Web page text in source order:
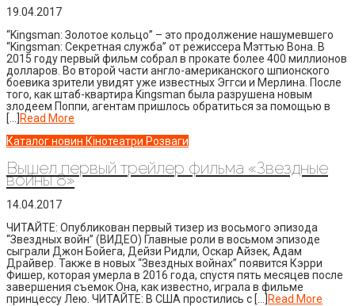
19.04.2017
“Kingsman: Золотое кольцо” – это продолжение нашумевшего
“Kingsman: Секретная служба” от режиссера Мэттью Вона. В
2015 году первый фильм собрал в прокате более 400 миллионов
долларов. Во второй части англо-американского шпионского
боевика зрители увидят уже известных Эггси и Мерлина. После
того, как штаб-квартира Kingsman была разрушена новым
злодеем Поппи, агентам пришлось обратиться за помощью в
[…] Read More
Каталог новин Кінотеатри Розваги
Вышел первый трейлер фильма «Звездные
войны 8»
14.04.2017
ЧИТАЙТЕ: Опубликован первый тизер из восьмого эпизода
“Звездных войн” (ВИДЕО) Главные роли в восьмом эпизоде
сыграли Джон Бойега, Дейзи Ридли, Оскар Айзек, Адам
Драйвер. Также в новых “Звездных войнах” появится Кэрри
Фишер, которая умерла в 2016 года, спустя пять месяцев после
завершения съемок.Она, как известно, играла в фильме
принцессу Лею. ЧИТАЙТЕ: В США простились с […]
Read More